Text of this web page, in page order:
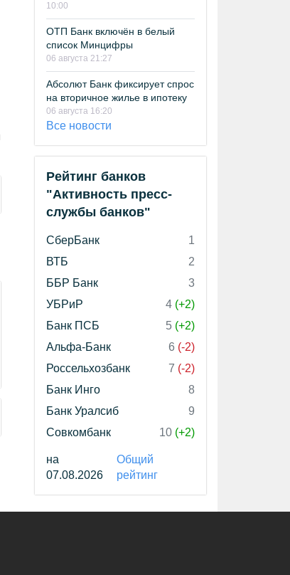
10:00
ОТП Банк включён в белый
список Минцифры
06 августа 21:27
Абсолют Банк фиксирует спрос
на вторичное жилье в ипотеку
06 августа 16:20
Все новости
Рейтинг банков
"Активность пресс-
службы банков"
СберБанк
1
ВТБ
2
ББР Банк
3
УБРиР
4 (+2)
Банк ПСБ
5 (+2)
Альфа-Банк
6 (-2)
Россельхозбанк
7 (-2)
Банк Инго
8
Банк Уралсиб
9
Совкомбанк
10 (+2)
на
07.08.2026
Общий
рейтинг